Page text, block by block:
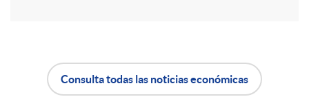
Consulta todas las noticias económicas